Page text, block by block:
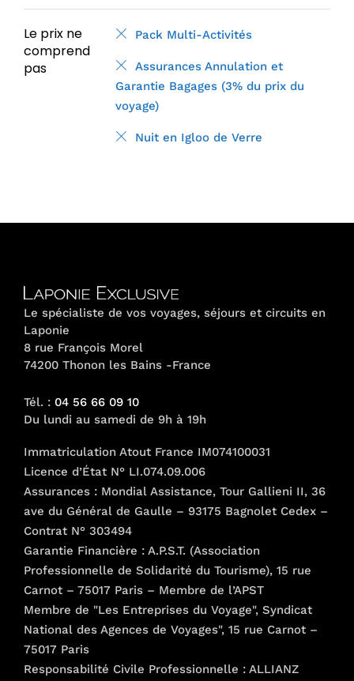
Le prix ne
comprend
pas
Pack Multi-Activités
Assurances Annulation et
Garantie Bagages (3% du prix du
voyage)
Nuit en Igloo de Verre
Le spécialiste de vos voyages, séjours et circuits en
Laponie
8 rue François Morel
74200 Thonon les Bains -France
Tél. : 04 56 66 09 10
Du lundi au samedi de 9h à 19h
Immatriculation Atout France IM074100031
Licence d’État N° LI.074.09.006
Assurances : Mondial Assistance, Tour Gallieni II, 36
ave du Général de Gaulle – 93175 Bagnolet Cedex –
Contrat N° 303494
Garantie Financière : A.P.S.T. (Association
Professionnelle de Solidarité du Tourisme), 15 rue
Carnot – 75017 Paris – Membre de l’APST
Membre de "Les Entreprises du Voyage", Syndicat
National des Agences de Voyages", 15 rue Carnot –
75017 Paris
Responsabilité Civile Professionnelle : ALLIANZ